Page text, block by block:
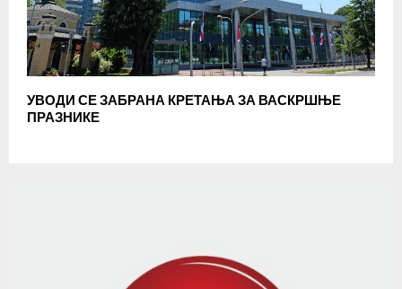
УВОДИ СЕ ЗАБРАНА КРЕТАЊА ЗА ВАСКРШЊЕ
ПРАЗНИКЕ